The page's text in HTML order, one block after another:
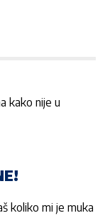
kako nije u
koliko mi je muka